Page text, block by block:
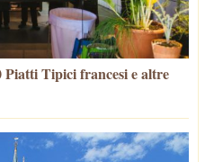
Piatti Tipici francesi e altre